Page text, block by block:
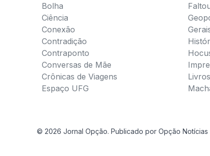
Bolha
Ciência
Conexão
Contradição
Contraponto
Conversas de Mãe
Crônicas de Viagens
Espaço UFG
Livros
© 2026 Jornal Opção. Publicado por Opção